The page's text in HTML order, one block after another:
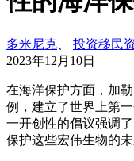
多米尼克
投资移民
2023年12月10日
在海洋保护方面，加
例，建立了世界上第
一开创性的倡议强调
保护这些宏伟生物的未